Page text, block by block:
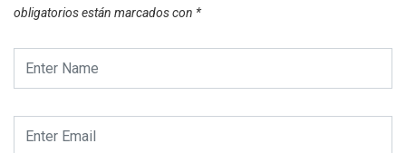
obligatorios están marcados con *